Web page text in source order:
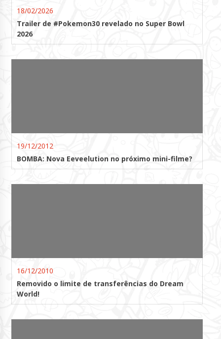
18/02/2026
Trailer de #Pokemon30 revelado no Super Bowl
2026
19/12/2012
BOMBA: Nova Eeveelution no próximo mini-filme?
16/12/2010
Removido o limite de transferências do Dream
World!